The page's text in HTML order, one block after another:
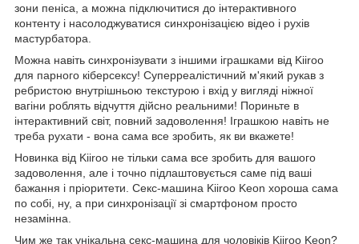
зони пеніса, а можна підключитися до інтерактивного
контенту і насолоджуватися синхронізацією відео і рухів
мастурбатора.
Можна навіть синхронізувати з іншими іграшками від Kiiroo
для парного кіберсексу! Суперреалістичний м'який рукав з
ребристою внутрішньою текстурою і вхід у вигляді ніжної
вагіни роблять відчуття дійсно реальними! Пориньте в
інтерактивний світ, повний задоволення! Іграшкою навіть не
треба рухати - вона сама все зробить, як ви вкажете!
Новинка від Kiiroo не тільки сама все зробить для вашого
задоволення, але і точно підлаштовується саме під ваші
бажання і пріоритети. Секс-машина Kiiroo Keon хороша сама
по собі, ну, а при синхронізації зі смартфоном просто
незамінна.
Чим же так унікальна секс-машина для чоловіків Kiiroo Keon?